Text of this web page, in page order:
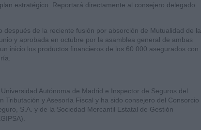
estratégico. Reportará directamente al consejero delegado
de la reciente fusión por absorción de Mutualidad de la
y aprobada en octubre por la asamblea general de ambas
inicio los productos financieros de los 60.000 asegurados con
Autónoma de Madrid e Inspector de Seguros del
Tributación y Asesoría Fiscal y ha sido consejero del Consorcio
S.A. y de la Sociedad Mercantil Estatal de Gestión